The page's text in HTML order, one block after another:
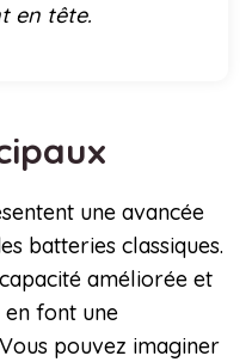
en tête.
une avancée
batteries classiques.
améliorée et
font une
pouvez imaginer